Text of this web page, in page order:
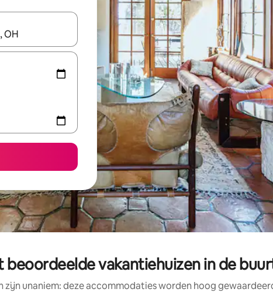
zijn, maak je een keuze met je de pijltjestoetsen omhoog en
beoordeelde vakantiehuizen in de
zijn unaniem: deze accommodaties worden hoog